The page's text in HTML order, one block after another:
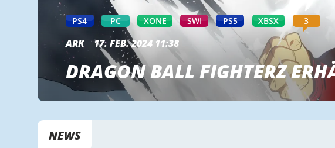
PS4 PC XONE SWI PS5 XBSX 3
ARK 17. FEB. 2024 11:38
DRAGON BALL FIGHTERZ
NEWS